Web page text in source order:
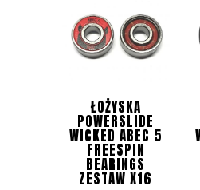
ŁOŻYSKA
POWERSLIDE
WICKED ABEC 5
FREESPIN
BEARINGS
ZESTAW X16